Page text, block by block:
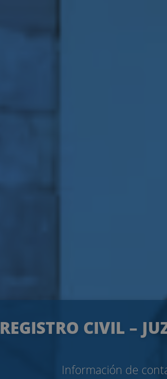
REGISTRO CIVIL –
Información de